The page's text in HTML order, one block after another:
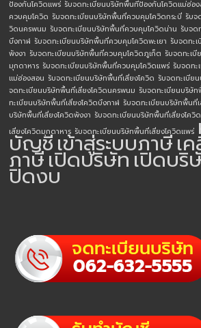
ป้องกันโควิดแพร่ รับจดทะเบียนบริษัทพื้นทีป้องกันโควิดแม่ฮ่อ
ควบคุมโควิด รับจดทะเบียนบริษัทพื้นที่ควบคุมโควิดกระบี่ รับจ
วิดนครพนม รับจดทะเบียนบริษัทพื้นที่ควบคุมโควิดน่าน รับจด
บึงกาฬ รับจดทะเบียนบริษัทพื้นที่ควบคุมโควิดพะเยา รับจดทะ
พังงา รับจดทะเบียนบริษัทพื้นที่ควบคุมโควิดภูเก็ต รับจดทะเ
มุกดาหาร รับจดทะเบียนบริษัทพื้นที่ควบคุมโควิดแพร่ รับจดท
แม่ฮ่องสอน รับจดทะเบียนบริษัทพื้นที่เสี่ยงโควิด รับจดทะเบีย
จดทะเบียนบริษัทพื้นที่เสี่ยงโควิดนครพนม รับจดทะเบียนบริษั
ทะเบียนบริษัทพื้นที่เสี่ยงโควิดบึงกาฬ รับจดทะเบียนบริษัทพื้นที่เ
บริษัทพื้นที่เสี่ยงโควิดพังงา รับจดทะเบียนบริษัทพื้นที่เสี่ยงโควิ
เสี่ยงโควิดมุกดาหาร รับจดทะเบียนบริษัทพื้นที่เสี่ยงโควิดแพร่
บัญชีเข้าสู่ระบบภาษีเ
ภาษีเปิดบริษัทเปิดบริ
ปิดงบ